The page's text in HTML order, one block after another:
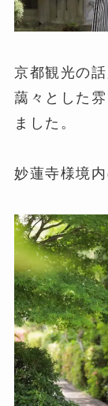
京都観光の
藹々とした
ました。
妙蓮寺様境